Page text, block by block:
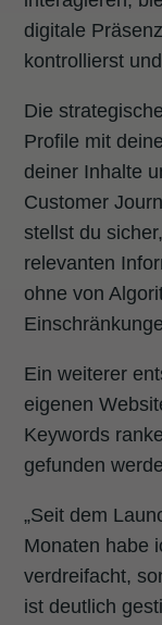
digitale
kontrollierst
Die
Profile mit
deiner Inhalte
Customer
stellst du
relevanten
ohne von
Ein weiterer
eigenen
Keywords
gefunden
„Seit dem
Monaten habe
verdreifacht,
ist deutlich